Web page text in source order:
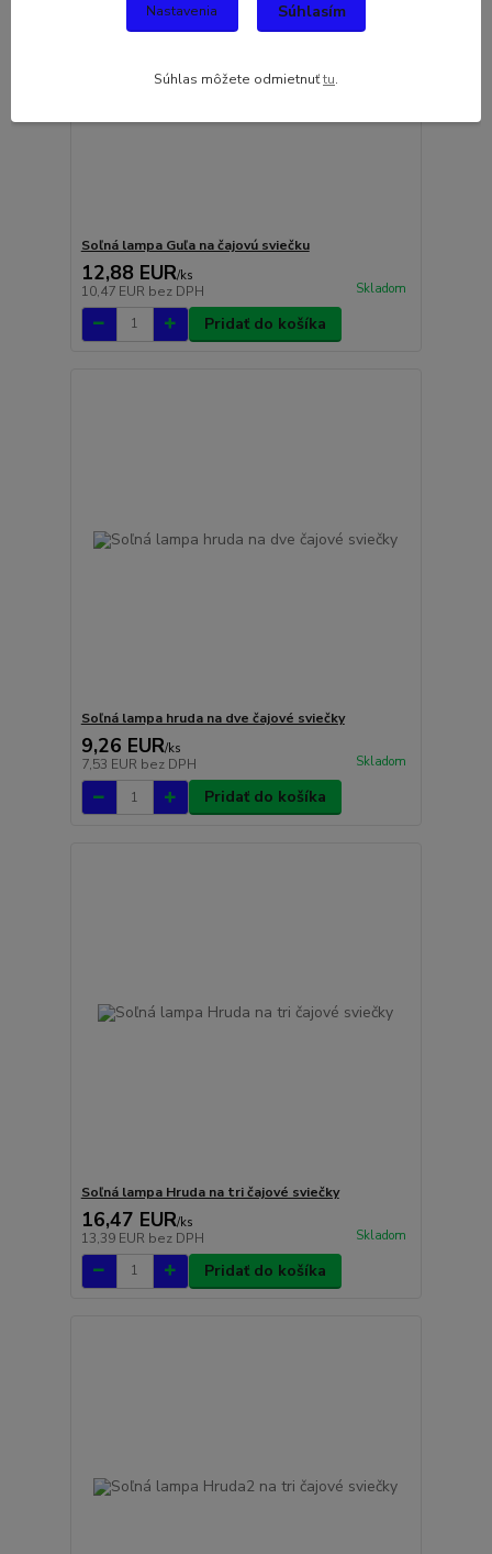
Soľná lampa Guľa na čajovú sviečku
12,88 EUR/ks
10,47 EUR bez DPH Skladom
Pridať do košíka
Soľná lampa hruda na dve čajové sviečky
9,26 EUR/ks
7,53 EUR bez DPH Skladom
Pridať do košíka
Soľná lampa Hruda na tri čajové sviečky
16,47 EUR/ks
13,39 EUR bez DPH Skladom
Pridať do košíka
Nastavenia Súhlasím
Súhlas môžete odmietnuťtu.